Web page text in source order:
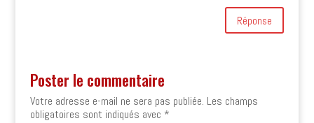
Réponse
Poster le commentaire
Votre adresse e-mail ne sera pas publiée. Les champs
obligatoires sont indiqués avec *